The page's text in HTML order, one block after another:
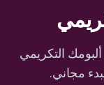
التكريمي